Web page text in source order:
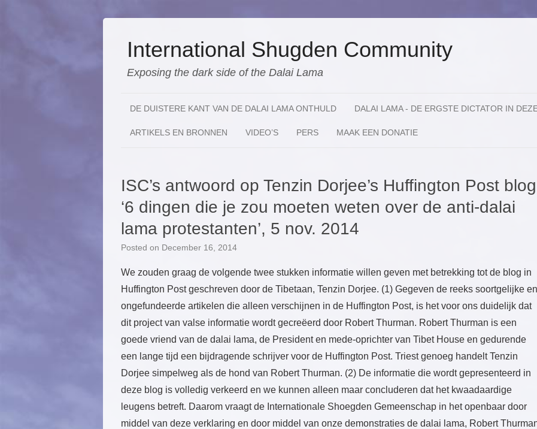
International Shugden Community
Exposing the dark side of the Dalai Lama
DE DUISTERE KANT VAN DE DALAI LAMA ONTHULD DALAI LAMA - DE ERGSTE DICTATOR IN
ARTIKELS EN BRONNEN VIDEO’S PERS MAAK EEN DONATIE
ISC’s antwoord op Tenzin Dorjee’s Huffington Post blog
‘6 dingen die je zou moeten weten over de anti-dalai
lama protestanten’, 5 nov. 2014
Posted on December 16, 2014
We zouden graag de volgende twee stukken informatie willen geven met betrekking tot de blog in
Huffington Post geschreven door de Tibetaan, Tenzin Dorjee. (1) Gegeven de reeks soortgelijke en
ongefundeerde artikelen die alleen verschijnen in de Huffington Post, is het voor ons duidelijk dat
dit project van valse informatie wordt gecreëerd door Robert Thurman. Robert Thurman is een
goede vriend van de dalai lama, de President en mede-oprichter van Tibet House en gedurende
een lange tijd een bijdragende schrijver voor de Huffington Post. Triest genoeg handelt Tenzin
Dorjee simpelweg als de hond van Robert Thurman. (2) De informatie die wordt gepresenteerd in
deze blog is volledig verkeerd en we kunnen alleen maar concluderen dat het kwaadaardige
leugens betreft. Daarom vraagt de Internationale Shoegden Gemeenschap in het openbaar door
middel van deze verklaring en door middel van onze demonstraties de dalai lama, Robert